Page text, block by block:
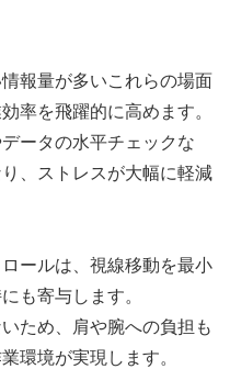
報量が多いこれらの場面
率を飛躍的に高めます。
ータの水平チェックな
、ストレスが大幅に軽減
ールは、視線移動を最小
も寄与します。
ため、肩や腕への負担も
環境が実現します。